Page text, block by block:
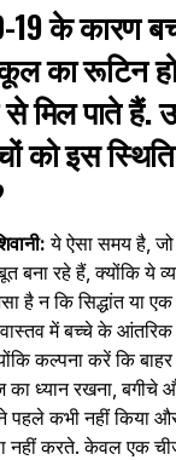
19 के कारण
का रूटिन
मिल पाते हैं.
को इस
ये ऐसा समय है, जो
बना रहे हैं, क्योंकि ये
है न कि सिद्धांत या
में बच्चे के आंतरिक
कल्पना करें कि बाहर
का ध्यान रखना, बगीचे
पहले कभी नहीं किया
नहीं करते. केवल एक